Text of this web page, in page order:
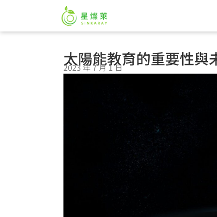
太陽能教育的重要性與
2023 年 7 月 1 日